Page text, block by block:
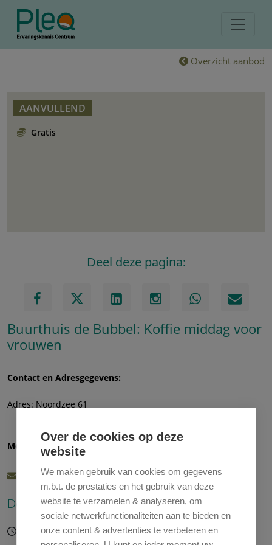
Over de cookies op deze
website
We maken gebruik van cookies om gegevens
m.b.t. de prestaties en het gebruik van deze
website te verzamelen & analyseren, om
sociale netwerkfunctionaliteiten aan te bieden en
onze content & advertenties te verbeteren en
Overzicht aanbod
AANVULLEND
Gratis
Deel deze pagina:
Buurthuis de Bubbel: Koffie middag voor
vrouwen
Contact en Adresgegevens:
Adres: Noordzee 61
Meer informatie en aanmelding:
ruth.rdebubbel@gmail.com
Deze activiteit is gepland op:
10-08-2026 12:00 – 17:00 uur